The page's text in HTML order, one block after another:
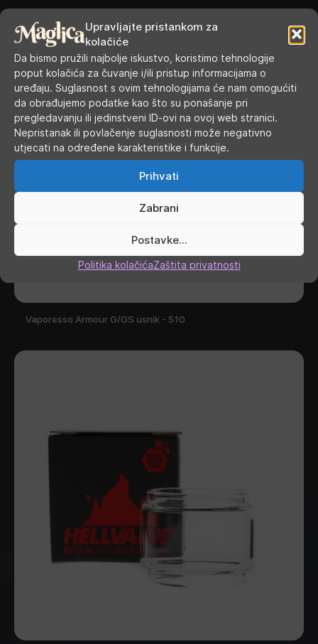
Upravljajte pristankom za
kolačiće
Da bismo pružili najbolje iskustvo, koristimo tehnologije
poput kolačića za čuvanje i/ili pristup informacijama o
uređaju. Suglasnost s ovim tehnologijama će nam omogućiti
da obrađujemo podatke kao što su ponašanje pri
pregledavanju ili jedinstveni ID-ovi na ovoj web stranici.
Nepristanak ili povlačenje suglasnosti može negativno
utjecati na određene karakteristike i funkcije.
Prihvati
Zabrani
Postavke...
Politika kolačićaZaštita privatnosti
Vaporesso Armour G/GS usnik - 510